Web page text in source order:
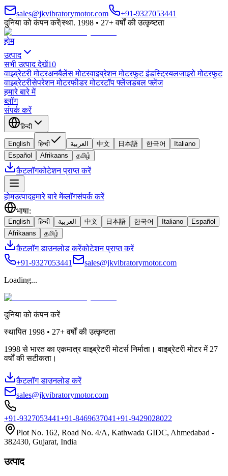
sales@jkvibratorymotor.com
+91-9327053441
दुनिया को कंपन करें|स्था. 1998 • 27+ वर्षों की उत्कृष्टता
होम
उत्पाद
सभी उत्पाद देखें10
वाइब्रेटरी मोटरअनबैलेंस मोटरवाइब्रेशन मोटरफुट इंडस्ट्रियलजाइरो मोटरफुट
वाइब्रेटरीसेपरेशन मोटरफीडर मोटरटॉप फ्लेंजडबल फ्लेंज
हमारे बारे में
ब्लॉग
संपर्क करें
हिन्दी
English हिन्दी العربية 中文 日本語 한국어
Italiano
Español
Afrikaans தமிழ்
कैटलॉगकोटेशन प्राप्त करें
होमउत्पादहमारे बारे मेंब्लॉगसंपर्क करें
भाषा:
English हिन्दी العربية 中文 日本語 한국어 Italiano
Español
Afrikaans
தமிழ்
कैटलॉग डाउनलोड करेंकोटेशन प्राप्त करें
+91-9327053441
sales@jkvibratorymotor.com
Loading...
दुनिया को कंपन करें
स्थापित1998 • 27+वर्षों की उत्कृष्टता
1998 से भारत का एकमात्र वाइब्रेटरी मोटर्स निर्माता। वाइब्रेटरी मोटर में 27
वर्षों की सटीकता।
कैटलॉग डाउनलोड करें
sales@jkvibratorymotor.com
+91-9327053441+91-8469637041+91-9429028022
Plot No. 162, Road No. 4/A, Kathwada GIDC, Ahmedabad -
382430, Gujarat, India
उत्पाद